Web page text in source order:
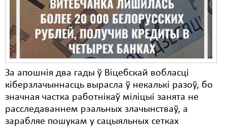
За апошнія два гады ў Віцебскай вобласці
кіберзлачыннасць вырасла ў некалькі разоў, бо
значная частка работнікаў міліцыі занята не
расследаваннем рэальных злачынстваў, а
зарабляе пошукам у сацыяльных сетках
Культурныя правы
ЛПП
Мігранты
Мірныя сходы
Палітвязьні
Праваабаронцы